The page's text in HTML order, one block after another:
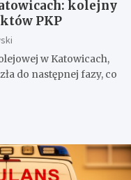
kolejny
PKP
w Katowicach,
do następnej fazy, co